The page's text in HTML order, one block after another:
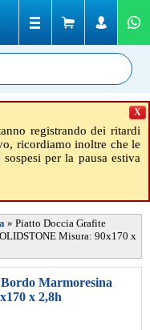
registrando dei ritardi
ricordiamo inoltre che le
per la pausa estiva
X
» Piatto Doccia Grafite
Misura: 90x170 x
Marmoresina
x 2,8h